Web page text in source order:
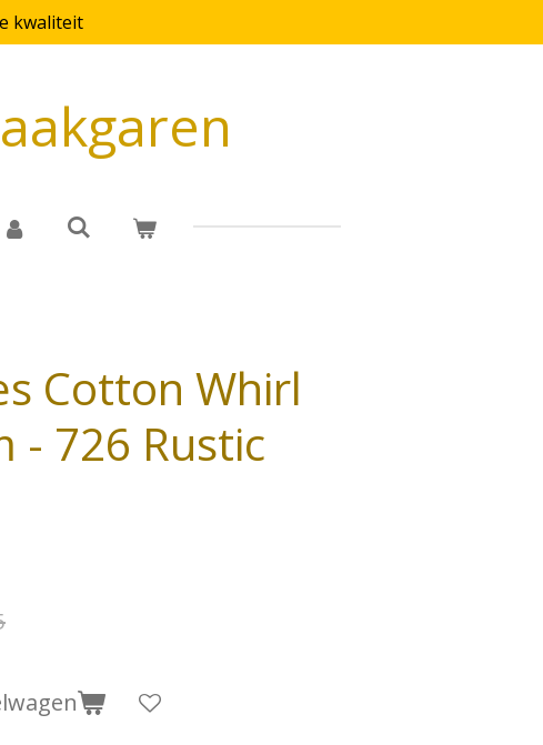
kwaliteit
Cotton Whirl
- 726 Rustic